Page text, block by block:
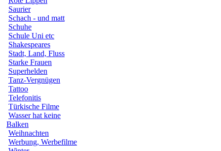
Saurier
Schach - und matt
Schuhe
Schule Uni etc
Shakespeares
Stadt, Land, Fluss
Starke Frauen
Superhelden
Tanz-Vergnügen
Tattoo
Telefonitis
Türkische Filme
Wasser hat keine
Balken
Weihnachten
Werbung, Werbefilme